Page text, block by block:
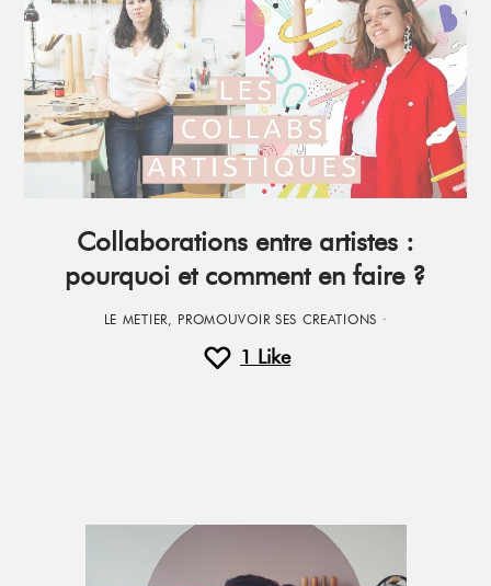
Collaborations entre artistes :
pourquoi et comment en faire ?
LE METIER, PROMOUVOIR SES CREATIONS ·
1 Like
Primary